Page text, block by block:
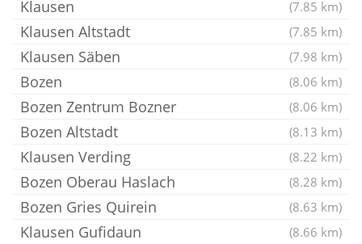
Klausen (7.85 km)
Klausen Altstadt (7.85 km)
Klausen Säben (7.98 km)
Bozen (8.06 km)
Bozen Zentrum Bozner (8.06 km)
Bozen Altstadt (8.13 km)
Klausen Verding (8.22 km)
Bozen Oberau Haslach (8.28 km)
Bozen Gries Quirein (8.63 km)
Klausen Gufidaun (8.66 km)